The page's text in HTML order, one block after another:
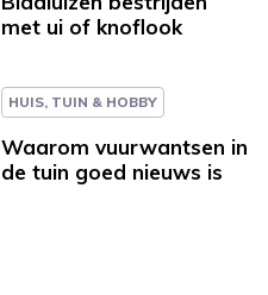
met ui of knoflook
HUIS, TUIN & HOBBY
Waarom vuurwantsen in
de tuin goed nieuws is